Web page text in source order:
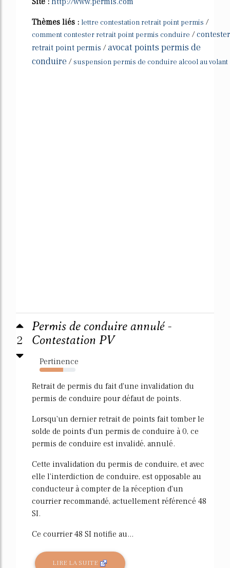
Thèmes liés : lettre contestation retrait point permis /
comment contester retrait point permis conduire /contester
retrait point permis /avocat points permis de
conduire /suspension permis de conduire alcool au volant
2
Permis de conduire annulé -
Contestation PV
Pertinence
65%
Retrait de permis du fait d'une invalidation du
permis de conduire pour défaut de points.
Lorsqu'un dernier retrait de points fait tomber le
solde de points d'un permis de conduire à 0, ce
permis de conduire est invalidé, annulé.
Cette invalidation du permis de conduire, et avec
elle l'interdiction de conduire, est opposable au
conducteur à compter de la réception d'un
courrier recommandé, actuellement référencé 48
SI.
Ce courrier 48 SI notifie au...
LIRE LA SUITE